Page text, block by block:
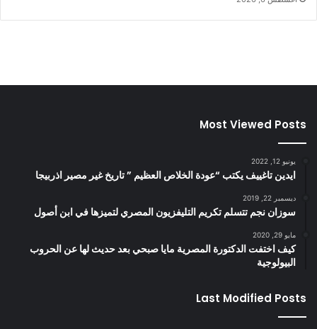
Most Viewed Posts
يونيو 12, 2022
ايدين تاغييف يكتب “عودة الخلاص العظيم ” تاريخ غير مصير اذربيجا
ديسمبر 22, 2019
سوزان نجم تتسلم تكريم التليفزيون المصري لتميزها في ابن أصول
مايو 29, 2020
كيف اختفت الدكتورة المصرية مايا صبحي بعد حديث لها عن الحروب
البيولوجية
Last Modified Posts